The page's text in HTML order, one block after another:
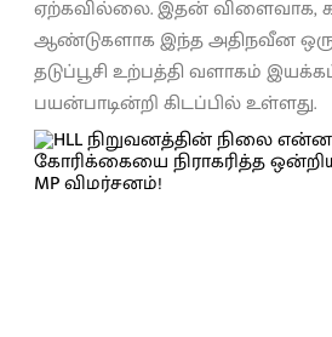
ஏற்கவில்லை. இதன் விளைவாக,
ஆண்டுகளாக இந்த அதிநவீன
தடுப்பூசி உற்பத்தி வளாகம்
பயன்பாடின்றி கிடப்பில் உள்ளது.